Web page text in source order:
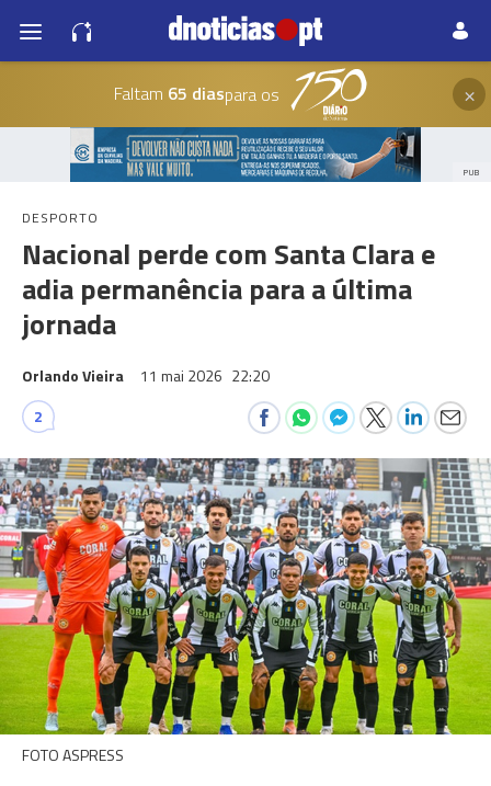
Faltam 65 diaspara os ×
PUB
DESPORTO
Nacional perde com Santa Clara e
adia permanência para a última
jornada
Orlando Vieira 11 mai 2026 22:20
2
FOTO ASPRESS